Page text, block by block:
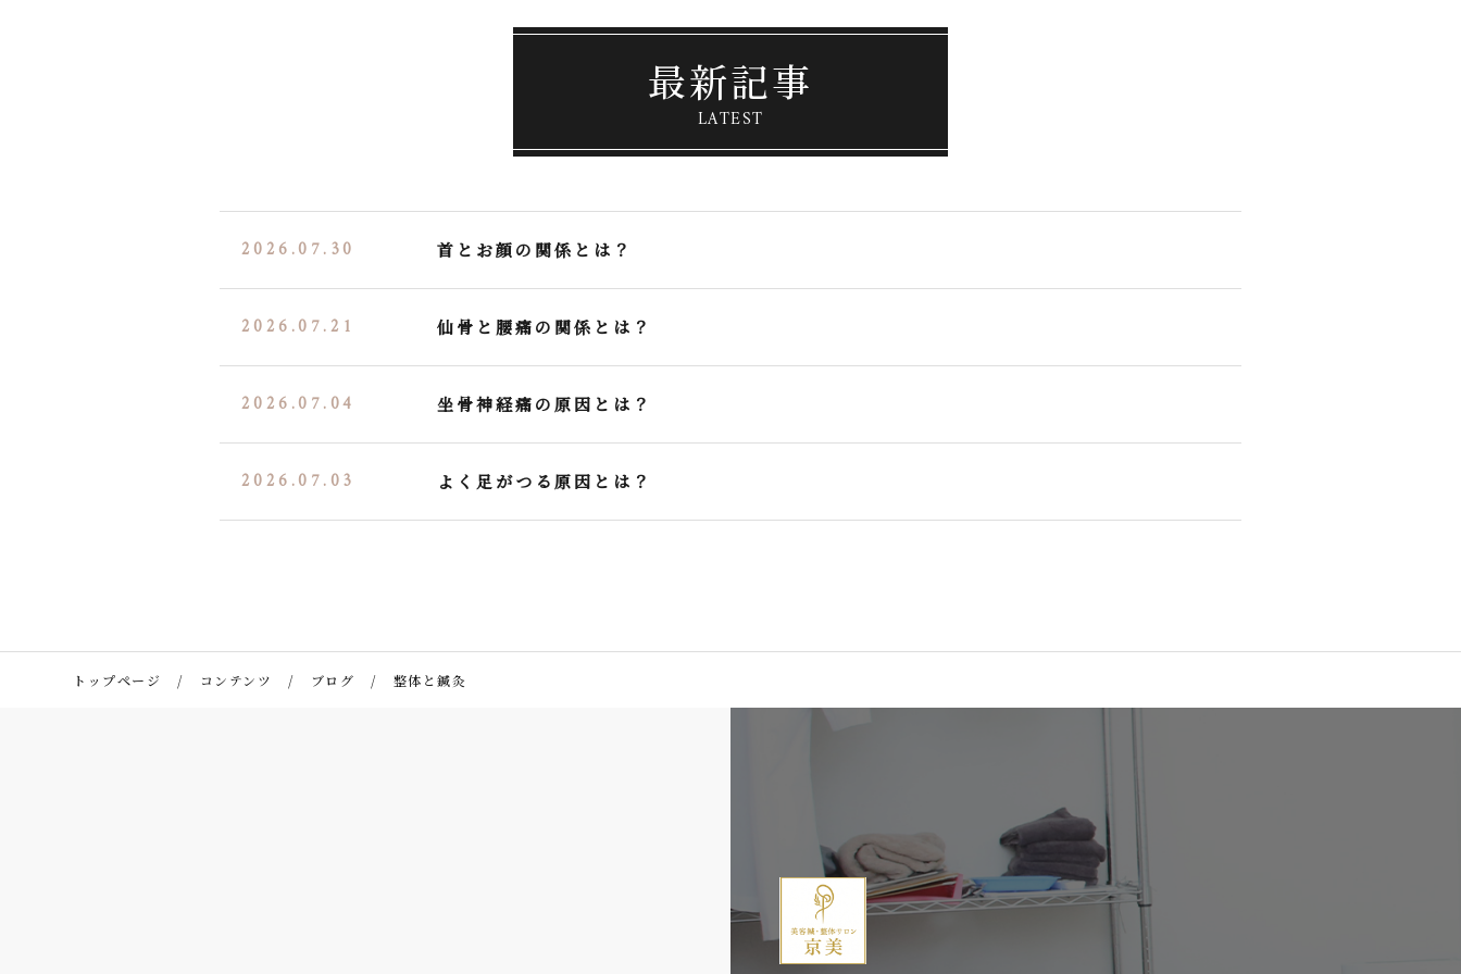
最新記事
LATEST
2026.07.30 首とお顔の関係とは？
2026.07.21 仙骨と腰痛の関係とは？
2026.07.04 坐骨神経痛の原因とは？
2026.07.03 よく足がつる原因とは？
トップページ コンテンツ ブログ 整体と鍼灸